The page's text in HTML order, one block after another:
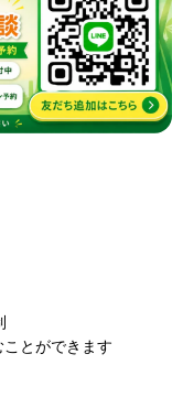
とができます